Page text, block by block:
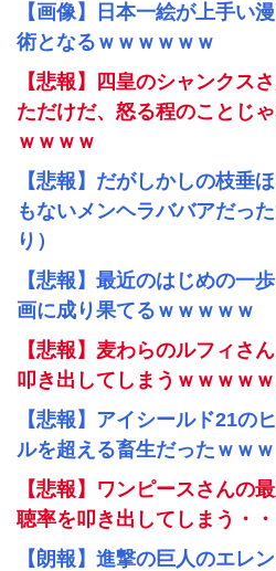
【画像】日本一絵が上手い
術となるｗｗｗｗｗｗ
【悲報】四皇のシャンクス
ただけだ、怒る程のことじ
ｗｗｗｗ
【悲報】だがしかしの枝垂
もないメンヘラババアだっ
り）
【悲報】最近のはじめの一
画に成り果てるｗｗｗｗｗ
【悲報】麦わらのルフィさ
叩き出してしまうｗｗｗｗ
【悲報】アイシールド21の
ルを超える畜生だったｗｗｗ
【悲報】ワンピースさんの
聴率を叩き出してしまう・・
【朗報】進撃の巨人のエレ